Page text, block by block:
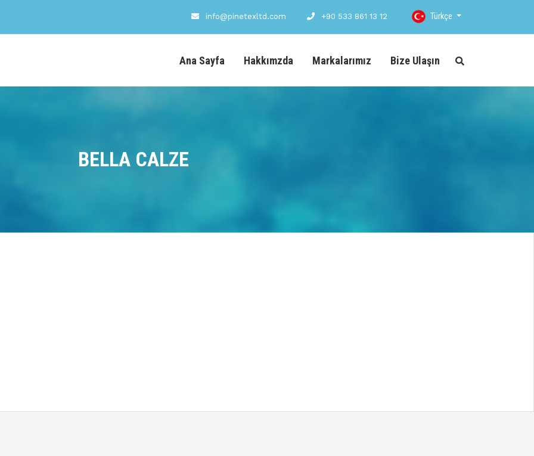
info@pinetexltd.com +90 533 861 13 12 Türkçe
Ana Sayfa Hakkımzda Markalarımız Bize Ulaşın
BELLA CALZE